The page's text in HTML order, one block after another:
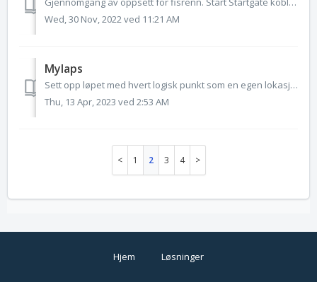
Wed, 30 Nov, 2022 ved 11:21 AM
Mylaps
Sett opp løpet med hvert logisk punkt som en egen lokasjon og navngi dem som din arrangør id og et logisk navn: eks: 3432FV,3432Mål Legg til enhetene...
Thu, 13 Apr, 2023 ved 2:53 AM
1 2 3 4
Hjem Løsninger